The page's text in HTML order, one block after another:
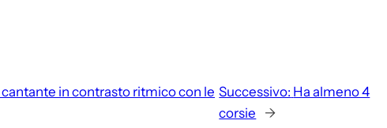
cantante in contrasto ritmico con le Successivo: Ha almeno 4
corsie
→